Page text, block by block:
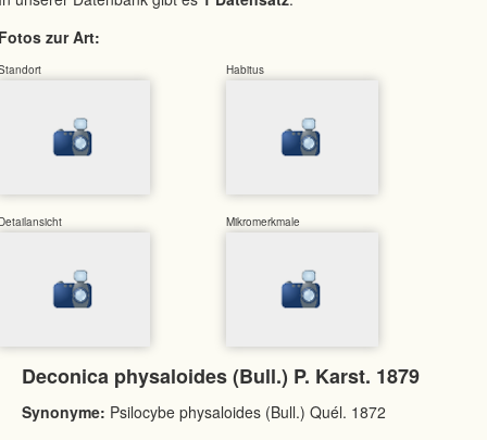
zur Art:
Habitus
Mikromerkmale
Deconica physaloides (Bull.) P. Karst. 1879
Synonyme: Psilocybe physaloides (Bull.) Quél. 1872